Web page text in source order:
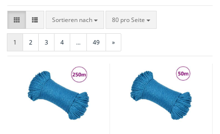
Sortieren nach
Sortieren nach 80 pro Seite
pro Seite
1 2 3 4 ... 49 »